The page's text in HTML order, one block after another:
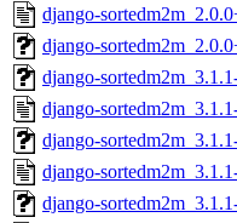
django-
django-
django-
django-
django-
django-
django-